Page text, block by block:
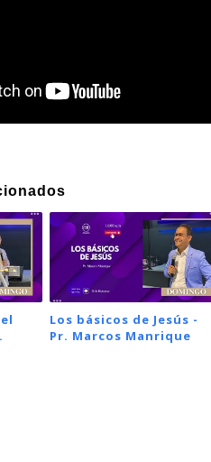
Los básicos de Jesús -
Pr. Marcos Manrique